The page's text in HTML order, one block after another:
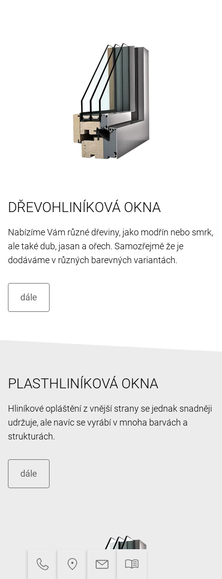
DŘEVOHLINÍKOVÁ OKNA
Nabízíme Vám různé dřeviny, jako modřín nebo smrk,
ale také dub, jasan a ořech. Samozřejmě že je
dodáváme v různých barevných variantách.
PLASTHLINÍKOVÁ OKNA
Hliníkové opláštění z vnější strany se jednak snadněji
udržuje, ale navíc se vyrábí v mnoha barvách a
strukturách.